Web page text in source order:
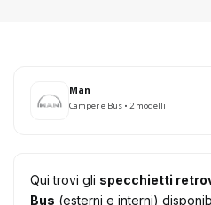
Man
Camper e Bus • 2 modelli
Qui trovi gli specchietti
Bus (esterni e interni)